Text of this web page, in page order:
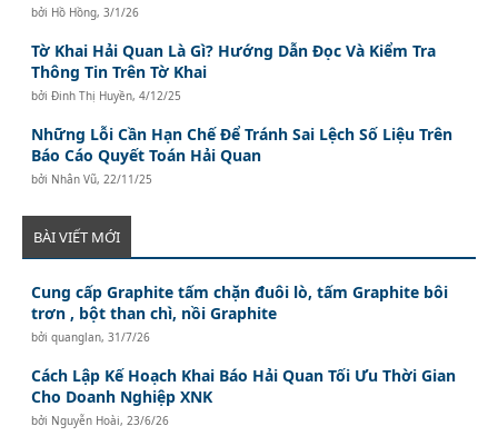
bởi Hồ Hồng,3/1/26
Tờ Khai Hải Quan Là Gì? Hướng Dẫn Đọc Và Kiểm Tra
Thông Tin Trên Tờ Khai
bởiĐinh Thị Huyền,4/12/25
Những Lỗi Cần Hạn Chế Để Tránh Sai Lệch Số Liệu Trên
Báo Cáo Quyết Toán Hải Quan
bởi Nhân Vũ, 22/11/25
BÀI VIẾT MỚI
Cung cấp Graphite tấm chặn đuôi lò, tấm Graphite bôi
trơn , bột than chì, nồi Graphite
bởiquanglan,31/7/26
Cách Lập Kế Hoạch Khai Báo Hải Quan Tối Ưu Thời Gian
Cho Doanh Nghiệp XNK
bởi Nguyễn Hoài, 23/6/26